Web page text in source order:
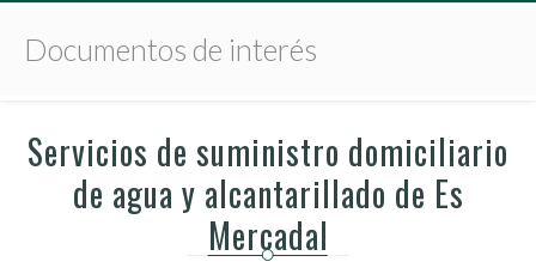
Documentos de interés
Servicios de suministro domiciliario
de agua y alcantarillado de Es
Mercadal